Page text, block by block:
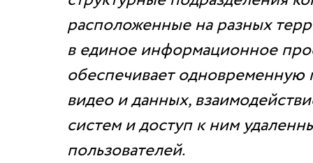
расположенные на разных
в единое информационное
обеспечивает одновременную
видео и данных,
систем и доступ к ним
пользователей.